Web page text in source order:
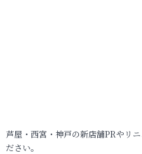
芦屋・西宮・神戸の新店舗PRやリ
ださい。